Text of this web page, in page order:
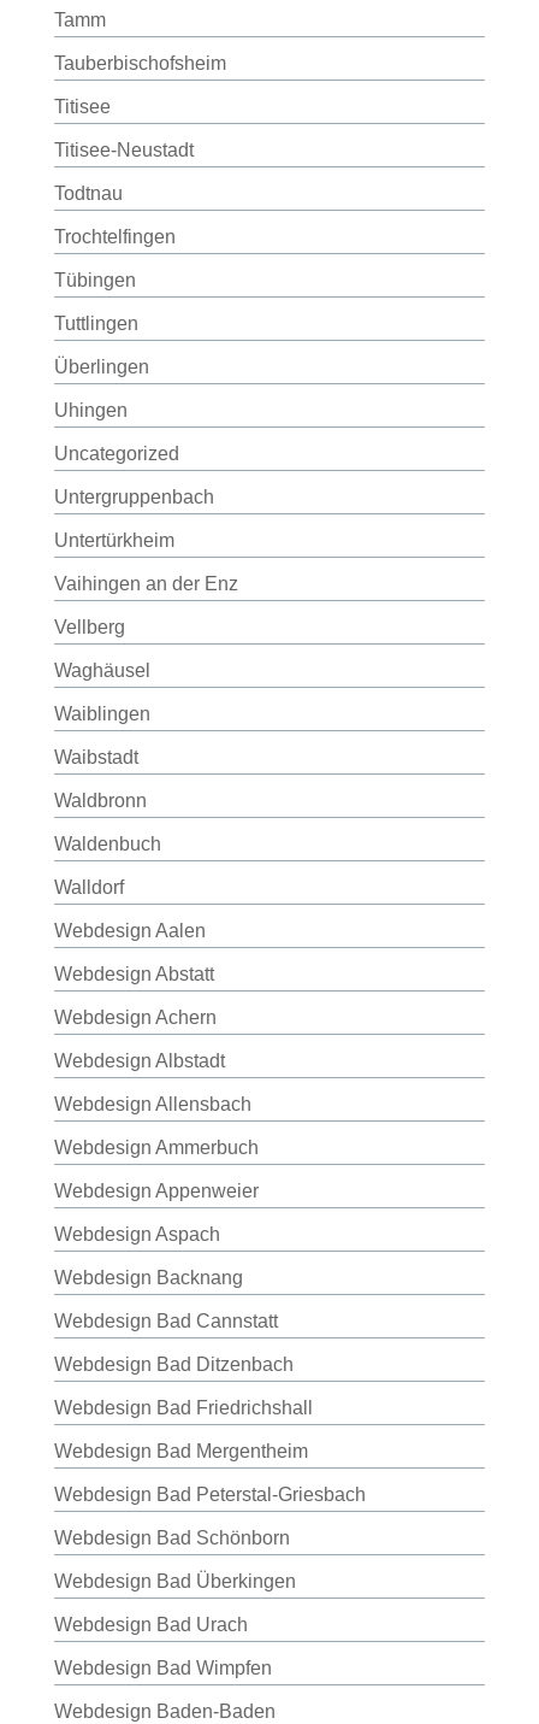
Tamm
Tauberbischofsheim
Titisee
Titisee-Neustadt
Todtnau
Trochtelfingen
Tübingen
Tuttlingen
Überlingen
Uhingen
Uncategorized
Untergruppenbach
Untertürkheim
Vaihingen an der Enz
Vellberg
Waghäusel
Waiblingen
Waibstadt
Waldbronn
Waldenbuch
Walldorf
Webdesign Aalen
Webdesign Abstatt
Webdesign Achern
Webdesign Albstadt
Webdesign Allensbach
Webdesign Ammerbuch
Webdesign Appenweier
Webdesign Aspach
Webdesign Backnang
Webdesign Bad Cannstatt
Webdesign Bad Ditzenbach
Webdesign Bad Friedrichshall
Webdesign Bad Mergentheim
Webdesign Bad Peterstal-Griesbach
Webdesign Bad Schönborn
Webdesign Bad Überkingen
Webdesign Bad Urach
Webdesign Bad Wimpfen
Webdesign Baden-Baden